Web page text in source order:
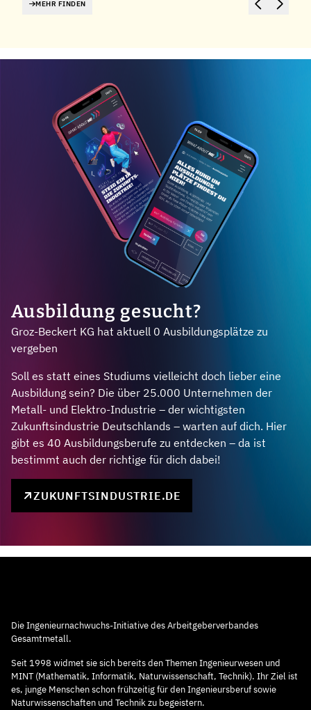
MEHR FINDEN
Ausbildung gesucht?
Groz-Beckert KG hat aktuell 0 Ausbildungsplätze zu
vergeben
Soll es statt eines Studiums vielleicht doch lieber eine
Ausbildung sein? Die über 25.000 Unternehmen der
Metall- und Elektro-Industrie – der wichtigsten
Zukunftsindustrie Deutschlands – warten auf dich. Hier
gibt es 40 Ausbildungsberufe zu entdecken – da ist
bestimmt auch der richtige für dich dabei!
ZUKUNFTSINDUSTRIE.DE
Die Ingenieurnachwuchs-Initiative des Arbeitgeberverbandes
Gesamtmetall.
Seit 1998 widmet sie sich bereits den Themen Ingenieurwesen und
MINT (Mathematik, Informatik, Naturwissenschaft, Technik). Ihr Ziel ist
es, junge Menschen schon frühzeitig für den Ingenieursberuf sowie
Naturwissenschaften und Technik zu begeistern.